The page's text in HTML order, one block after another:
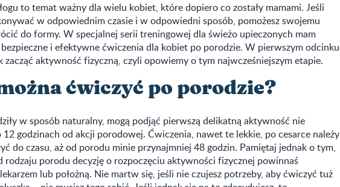
to temat ważny dla wielu kobiet, które dopiero co zostały mamami. Jeśli
w odpowiednim czasie i w odpowiedni sposób, pomożesz swojemu
do formy. W specjalnej serii treningowej dla świeżo upieczonych mam
i efektywne ćwiczenia dla kobiet po porodzie. W pierwszym odcinku
zacząć aktywność fizyczną, czyli opowiemy o tym najwcześniejszym etapie.
ćwiczyć po porodzie?
w sposób naturalny, mogą podjąć pierwszą delikatną aktywność nie
12 godzinach od akcji porodowej. Ćwiczenia, nawet te lekkie, po cesarce należy
do czasu, aż od porodu minie przynajmniej 48 godzin. Pamiętaj jednak o tym,
rodzaju porodu decyzję o rozpoczęciu aktywności fizycznej powinnaś
lub położną. Nie martw się, jeśli nie czujesz potrzeby, aby ćwiczyć tuż